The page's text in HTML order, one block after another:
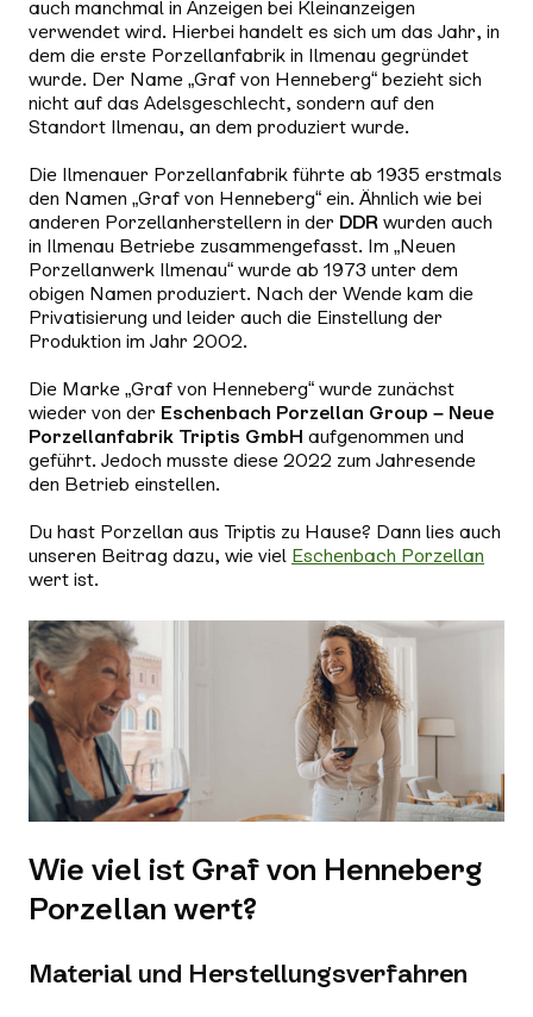
auch manchmal in Anzeigen bei Kleinanzeigen
verwendet wird. Hierbei handelt es sich um das Jahr, in
dem die erste Porzellanfabrik in Ilmenau gegründet
wurde. Der Name „Graf von Henneberg“ bezieht sich
nicht auf das Adelsgeschlecht, sondern auf den
Standort Ilmenau, an dem produziert wurde.
Die Ilmenauer Porzellanfabrik führte ab 1935 erstmals
den Namen „Graf von Henneberg“ ein. Ähnlich wie bei
anderen Porzellanherstellern in der DDR wurden auch
in Ilmenau Betriebe zusammengefasst. Im „Neuen
Porzellanwerk Ilmenau“ wurde ab 1973 unter dem
obigen Namen produziert. Nach der Wende kam die
Privatisierung und leider auch die Einstellung der
Produktion im Jahr 2002.
Die Marke „Graf von Henneberg“ wurde zunächst
wieder von der Eschenbach Porzellan Group – Neue
Porzellanfabrik Triptis GmbH aufgenommen und
geführt. Jedoch musste diese 2022 zum Jahresende
den Betrieb einstellen.
Du hast Porzellan aus Triptis zu Hause? Dann lies auch
unseren Beitrag dazu, wie viel Eschenbach Porzellan
wert ist.
Wie viel ist Graf von Henneberg
Porzellan wert?
Material und Herstellungsverfahren